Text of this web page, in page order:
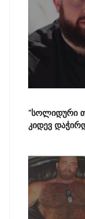
"სოლიდური
კიდევ